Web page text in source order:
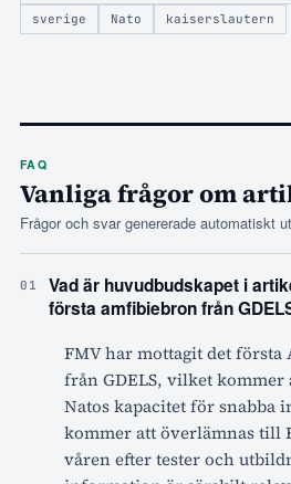
sverige
Nato kaiserslautern
FAQ
Vanliga frågor om
Frågor och svar genererade automatiskt
01
Vad är huvudbudskapet i
första amfibiebron från
FMV har mottagit det första
från GDELS, vilket kommer
Natos kapacitet för snabba
kommer att överlämnas till
våren efter tester och